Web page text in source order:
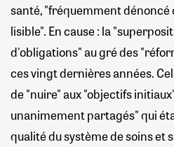
santé, "fréquemment dénoncé
lisible". En cause : la
d'obligations" au gré des
ces vingt dernières années.
de "nuire" aux "objectifs
unanimement partagés" qui
qualité du système de soins et